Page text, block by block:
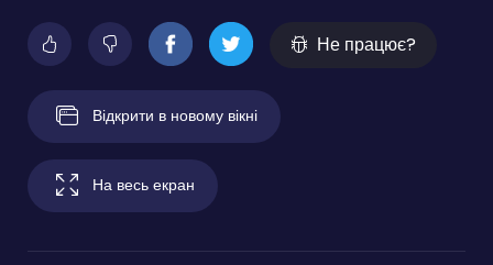
Не працює?
Відкрити в новому вікні
На весь екран